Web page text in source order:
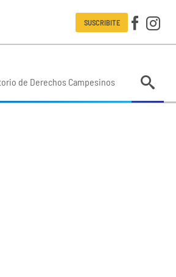
SUSCRIBITE
de Derechos Campesinos